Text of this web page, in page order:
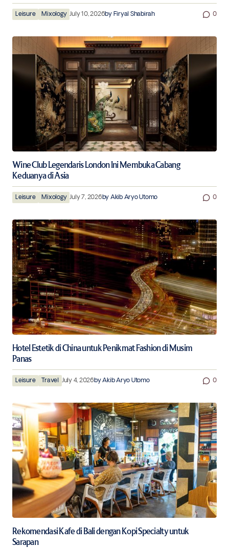
Leisure Mixology July 10, 2026by Firyal Shabirah 0
Wine Club Legendaris London Ini Membuka Cabang
Keduanya di Asia
Leisure Mixology July 7, 2026by Akib Aryo Utomo 0
Hotel Estetik di China untuk Penikmat Fashion di Musim
Panas
Leisure Travel July 4, 2026byAkib Aryo Utomo 0
Rekomendasi Kafe di Bali dengan Kopi Specialty untuk
Sarapan